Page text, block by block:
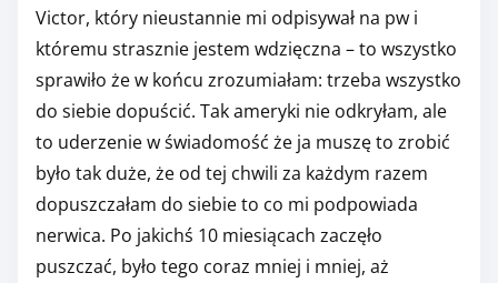
Victor, który nieustannie mi odpisywał na pw i
któremu strasznie jestem wdzięczna – to wszystko
sprawiło że w końcu zrozumiałam: trzeba wszystko
do siebie dopuścić. Tak ameryki nie odkryłam, ale
to uderzenie w świadomość że ja muszę to zrobić
było tak duże, że od tej chwili za każdym razem
dopuszczałam do siebie to co mi podpowiada
nerwica. Po jakichś 10 miesiącach zaczęło
puszczać, było tego coraz mniej i mniej, aż